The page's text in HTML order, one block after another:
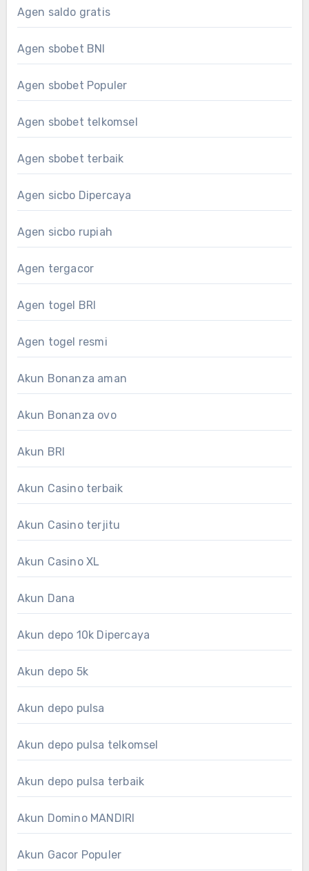
Agen saldo gratis
Agen sbobet BNI
Agen sbobet Populer
Agen sbobet telkomsel
Agen sbobet terbaik
Agen sicbo Dipercaya
Agen sicbo rupiah
Agen tergacor
Agen togel BRI
Agen togel resmi
Akun Bonanza aman
Akun Bonanza ovo
Akun BRI
Akun Casino terbaik
Akun Casino terjitu
Akun Casino XL
Akun Dana
Akun depo 10k Dipercaya
Akun depo 5k
Akun depo pulsa
Akun depo pulsa telkomsel
Akun depo pulsa terbaik
Akun Domino MANDIRI
Akun Gacor Populer